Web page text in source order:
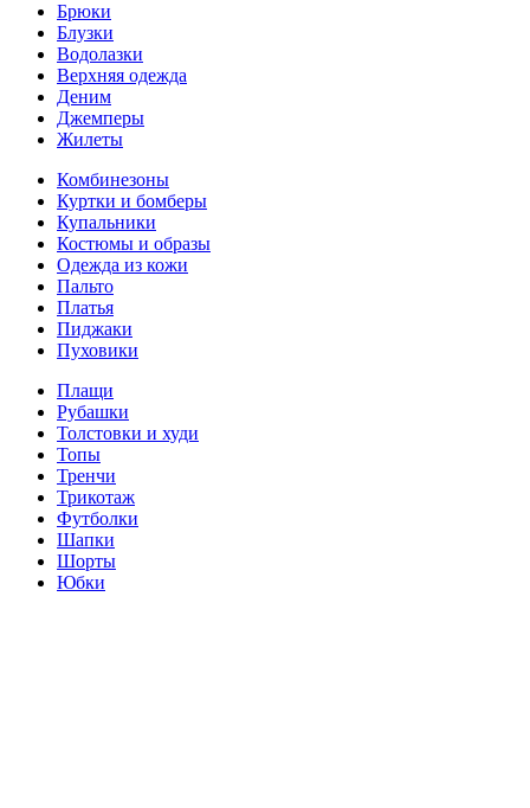
Брюки
Блузки
Водолазки
Верхняя одежда
Деним
Джемперы
Жилеты
Комбинезоны
Куртки и бомберы
Купальники
Костюмы и образы
Одежда из кожи
Пальто
Платья
Пиджаки
Пуховики
Плащи
Рубашки
Толстовки и худи
Топы
Тренчи
Трикотаж
Футболки
Шапки
Шорты
Юбки